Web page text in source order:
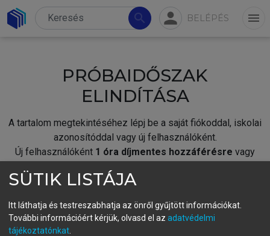
search person BELÉPÉS menu
PRÓBAIDŐSZAK
ELINDÍTÁSA
A tartalom megtekintéséhez lépj be a saját fiókoddal, iskolai
azonosítóddal vagy új felhasználóként.
Új felhasználóként 1 óra díjmentes hozzáférésre vagy
fiókoddal,vagy hozz létre új fiókot.
A regisztráció után apróbaidőszakautomatikusan
SÜTIK LISTÁJA
Itt láthatja és testreszabhatja az önről gyűjtött információkat.
További információért kérjük, olvasd el az adatvédelmi
tájékoztatónkat